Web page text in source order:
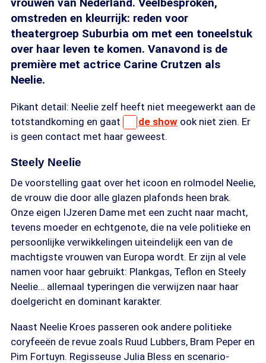
omstreden en kleurrijk: reden voor
theatergroep Suburbia om met een toneelstuk
over haar leven te komen. Vanavond is de
première met actrice Carine Crutzen als
Neelie.
Pikant detail: Neelie zelf heeft niet meegewerkt aan de
totstandkoming en gaat
de show ook niet zien. Er
is geen contact met haar geweest.
Steely Neelie
De voorstelling gaat over het icoon en rolmodel Neelie,
de vrouw die door alle glazen plafonds heen brak.
Onze eigen IJzeren Dame met een zucht naar macht,
tevens moeder en echtgenote, die na vele politieke en
persoonlijke verwikkelingen uiteindelijk een van de
machtigste vrouwen van Europa wordt. Er zijn al vele
namen voor haar gebruikt: Plankgas, Teflon en Steely
Neelie… allemaal typeringen die verwijzen naar haar
doelgericht en dominant karakter.
Naast Neelie Kroes passeren ook andere politieke
coryfeeën de revue zoals Ruud Lubbers, Bram Peper en
Pim Fortuyn. Regisseuse Julia Bless en scenario-